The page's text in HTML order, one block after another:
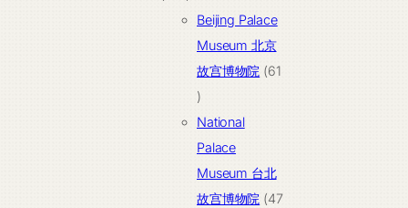
品
个
产
品
Beijing Palace
Museum 北京
故宫博物院
61
61
个
产
品
National
Palace
Museum 台北
故宫博物院
47